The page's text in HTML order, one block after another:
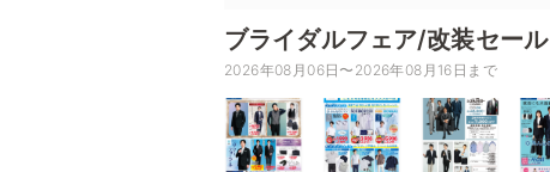
ブライダルフェア/改装セール
2026年08月06日〜2026年08月16日まで